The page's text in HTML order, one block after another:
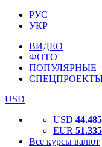
РУС
УКР
ВИДЕО
ФОТО
ПОПУЛЯРНЫЕ
USD
USD
EUR
Все курсы валют